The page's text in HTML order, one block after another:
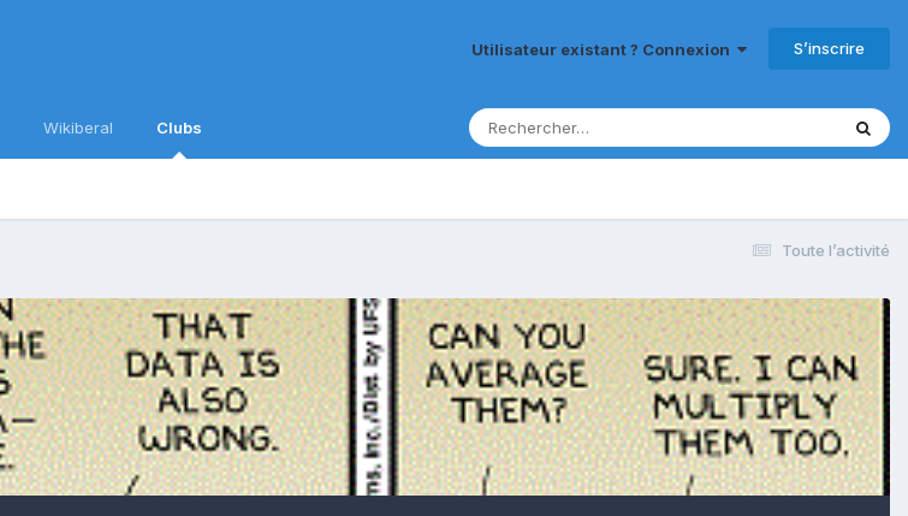
Utilisateur existant ? Connexion S’inscrire
Wikiberal Clubs
Toute l’activité